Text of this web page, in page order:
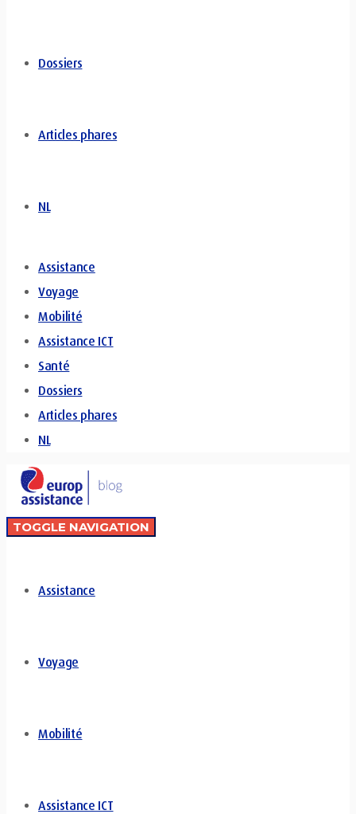
Dossiers
Articles phares
NL
Assistance
Voyage
Mobilité
Assistance ICT
Santé
Dossiers
Articles phares
NL
TOGGLE NAVIGATION
Assistance
Voyage
Mobilité
Assistance ICT